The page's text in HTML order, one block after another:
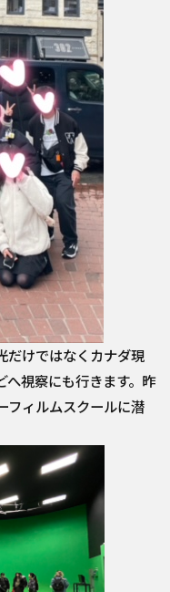
だけではなくカナダ現
へ視察にも行きます。昨
フィルムスクールに潜